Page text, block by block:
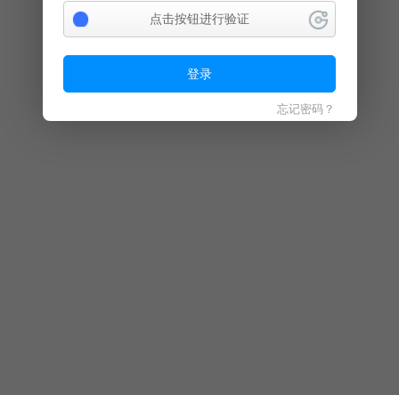
点击按钮进行验证
登录
忘记密码？